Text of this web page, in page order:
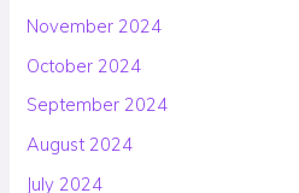
November 2024
October 2024
September 2024
August 2024
July 2024